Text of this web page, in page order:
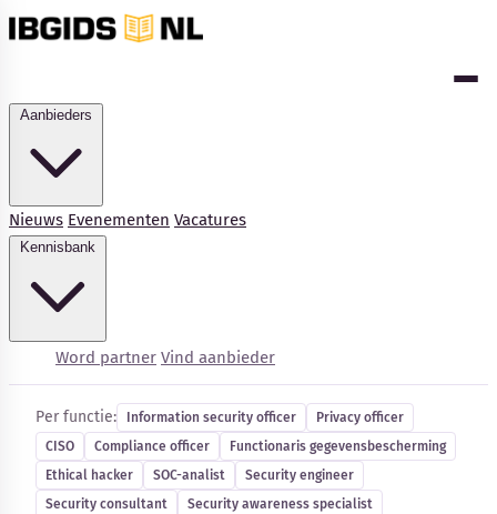
Nieuws Evenementen Vacatures
Word partner Vind aanbieder
Kennisbank
Cybersecurity-vacatures
Per functie: Information security officer
Privacy officer
CISO
Compliance officer
Functionaris gegevensbescherming
Ethical hacker
SOC-analist
Security engineer
Security consultant
Security awareness specialist